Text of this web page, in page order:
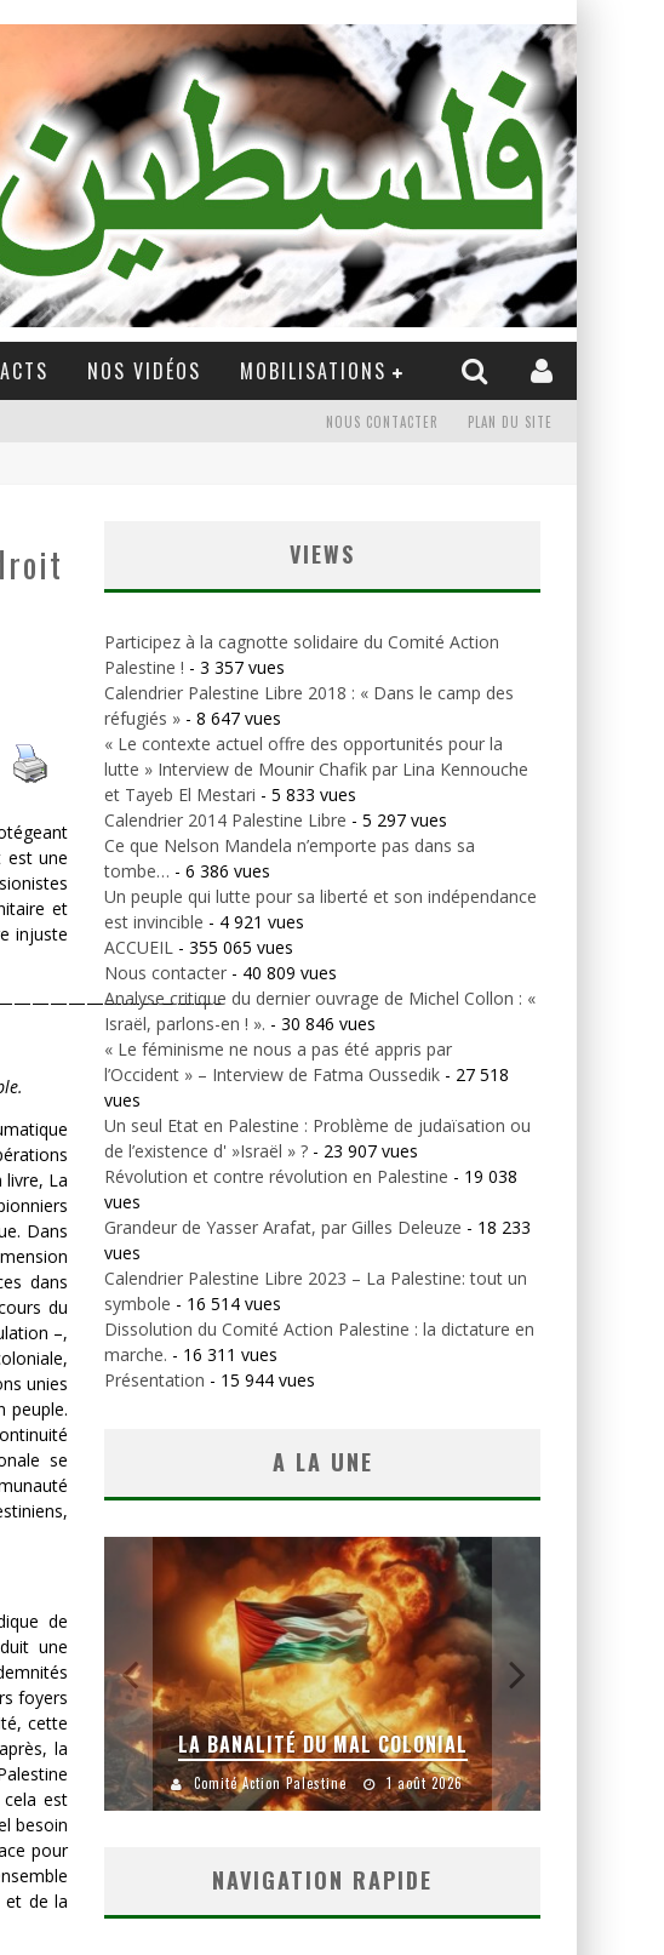
NOS VIDÉOS MOBILISATIONS
NOUS CONTACTER PLAN DU SITE
est une
et
injuste
livre, La
Dans
dans
du
–,
unies
peuple.
se
de
une
foyers
cette
la
est
besoin
pour
et de la
VIEWS
Participez à la cagnotte solidaire du Comité Action
Palestine ! - 3 357 vues
Calendrier Palestine Libre 2018 : « Dans le camp des
réfugiés » - 8 647 vues
« Le contexte actuel offre des opportunités pour la
lutte » Interview de Mounir Chafik par Lina Kennouche
et Tayeb El Mestari - 5 833 vues
Calendrier 2014 Palestine Libre - 5 297 vues
Ce que Nelson Mandela n’emporte pas dans sa
tombe… - 6 386 vues
Un peuple qui lutte pour sa liberté et son indépendance
est invincible - 4 921 vues
ACCUEIL - 355 065 vues
Nous contacter - 40 809 vues
Analyse critique du dernier ouvrage de Michel Collon : «
Israël, parlons-en ! ». - 30 846 vues
« Le féminisme ne nous a pas été appris par
l’Occident » – Interview de Fatma Oussedik - 27 518
vues
Un seul Etat en Palestine : Problème de judaïsation ou
de l’existence d' »Israël » ? - 23 907 vues
Révolution et contre révolution en Palestine - 19 038
vues
Grandeur de Yasser Arafat, par Gilles Deleuze - 18 233
vues
Calendrier Palestine Libre 2023 – La Palestine: tout un
symbole - 16 514 vues
Dissolution du Comité Action Palestine : la dictature en
marche. - 16 311 vues
Présentation - 15 944 vues
A LA UNE
LA BANALITÉ DU MAL COLONIAL
Comité Action Palestine 1 août 2026
NAVIGATION RAPIDE